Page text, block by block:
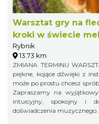
Warsztat gry na
kroki w świecie
Rybnik
13.73 km
ZMIANA TERMINU WARSZTATU! Marzysz o tym, by
piękne, kojące dźwięki z
może po prostu chcesz
Zapraszamy na
intuicyjny, spokojny i
doświadczenia muzycznego.